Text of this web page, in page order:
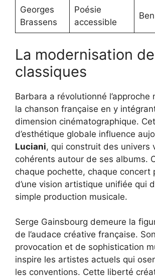
Georges
Brassens
Poésie
accessible
La modernisation
classiques
Barbara a révolutionné l’approche
la chanson française en y
dimension cinématographique.
d’esthétique globale influence
Luciani, qui construit des univers
cohérents autour de ses albums.
chaque pochette, chaque concert
d’une vision artistique unifiée qui
simple production musicale.
Serge Gainsbourg demeure la
de l’audace créative française.
provocation et de sophistication
inspire les artistes actuels qui
les conventions. Cette liberté